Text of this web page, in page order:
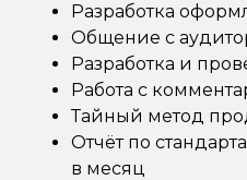
Разработка
Общение с
Разработка и
Работа с
Тайный метод
Отчёт по
в месяц